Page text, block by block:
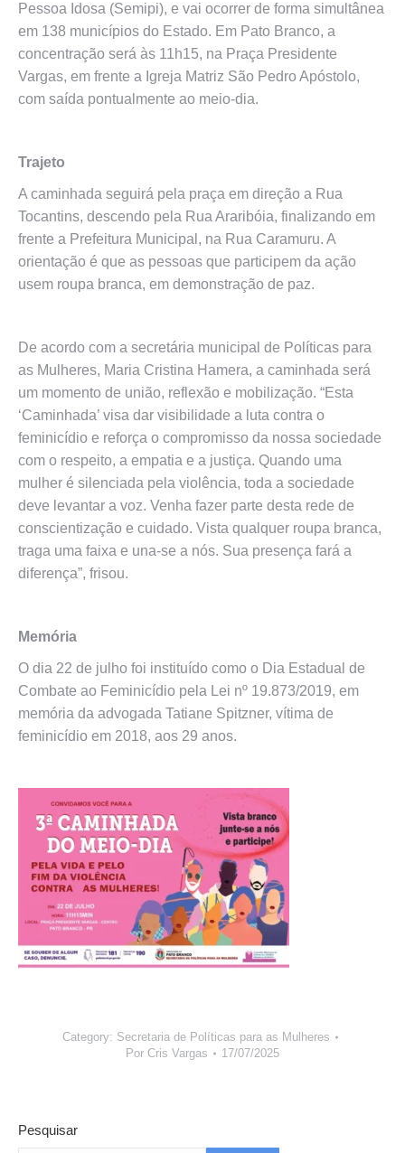
Pessoa Idosa (Semipi), e vai ocorrer de forma simultânea
em 138 municípios do Estado. Em Pato Branco, a
concentração será às 11h15, na Praça Presidente
Vargas, em frente a Igreja Matriz São Pedro Apóstolo,
com saída pontualmente ao meio-dia.
Trajeto
A caminhada seguirá pela praça em direção a Rua
Tocantins, descendo pela Rua Araribóia, finalizando em
frente a Prefeitura Municipal, na Rua Caramuru. A
orientação é que as pessoas que participem da ação
usem roupa branca, em demonstração de paz.
De acordo com a secretária municipal de Políticas para
as Mulheres, Maria Cristina Hamera, a caminhada será
um momento de união, reflexão e mobilização. “Esta
‘Caminhada’ visa dar visibilidade a luta contra o
feminicídio e reforça o compromisso da nossa sociedade
com o respeito, a empatia e a justiça. Quando uma
mulher é silenciada pela violência, toda a sociedade
deve levantar a voz. Venha fazer parte desta rede de
conscientização e cuidado. Vista qualquer roupa branca,
traga uma faixa e una-se a nós. Sua presença fará a
diferença”, frisou.
Memória
O dia 22 de julho foi instituído como o Dia Estadual de
Combate ao Feminicídio pela Lei nº 19.873/2019, em
memória da advogada Tatiane Spitzner, vítima de
feminicídio em 2018, aos 29 anos.
Category: Secretaria de Políticas para as Mulheres
Por Cris Vargas 17/07/2025
Pesquisar